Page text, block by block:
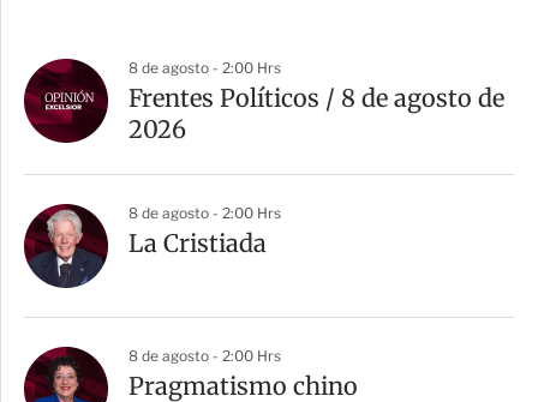
8 de agosto - 2:00 Hrs
Frentes Políticos / 8 de agosto de
2026
8 de agosto - 2:00 Hrs
La Cristiada
8 de agosto - 2:00 Hrs
Pragmatismo chino